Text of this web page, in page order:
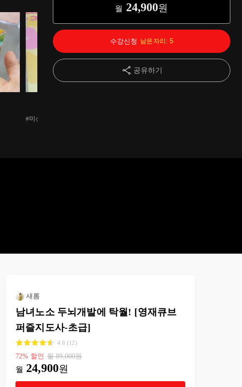
333큐브 흰색면 코너조각 맞추기
06:10
14강 333큐브 윗면 십자모양 맞추기 03:47
15강 333큐브 윗면 색깔 맞추기 01:45
월 24,900원
공유하기
수강신청 남은자리: 5
#미션완료
새롬
남녀노소 두뇌개발에 탁월! [영재큐브
퍼즐지도사-초급]
4.6 (12)
72% 할인 월89,000원
월 24,900원